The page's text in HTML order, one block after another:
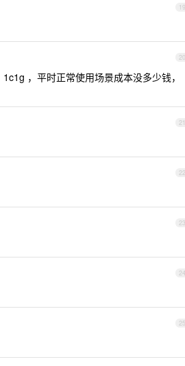
19
20
，平时正常使用场景成本没多少钱，
21
22
23
24
25